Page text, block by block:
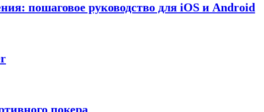
пошаговое руководство для iOS и Android
покера